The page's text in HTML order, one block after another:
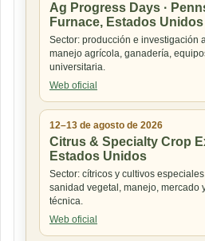
Ag Progress Days ·
Furnace, Estados Unidos
Sector: producción e investigación
manejo agrícola, ganadería,
universitaria.
Web oficial
12–13 de agosto de 2026
Citrus & Specialty Crop
Estados Unidos
Sector: cítricos y cultivos
sanidad vegetal, manejo, mercado
técnica.
Web oficial